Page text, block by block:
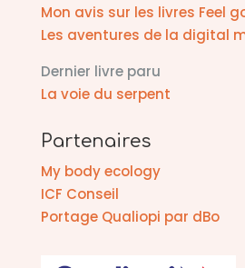
Mon avis sur les livres Feel
Les aventures de la digital
Dernier livre paru
La voie du serpent
Partenaires
My body ecology
ICF Conseil
Portage Qualiopi par dBo